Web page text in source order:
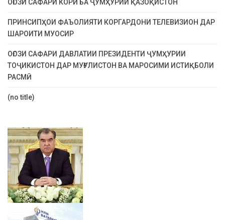
ОҒОЗИ САФАРИ КОРӢ БА ҶУМҲУРИИ ҚАЗОҚИСТОН
ПРИНСИПҲОИ ФАЪОЛИЯТИ КОРГАРДОНИ ТЕЛЕВИЗИОН ДАР
ШАРОИТИ МУОСИР
ОҒОЗИ САФАРИ ДАВЛАТИИ ПРЕЗИДЕНТИ ҶУМҲУРИИ
ТОҶИКИСТОН ДАР МУҒУЛИСТОН ВА МАРОСИМИ ИСТИҚБОЛИ
РАСМӢ
(no title)